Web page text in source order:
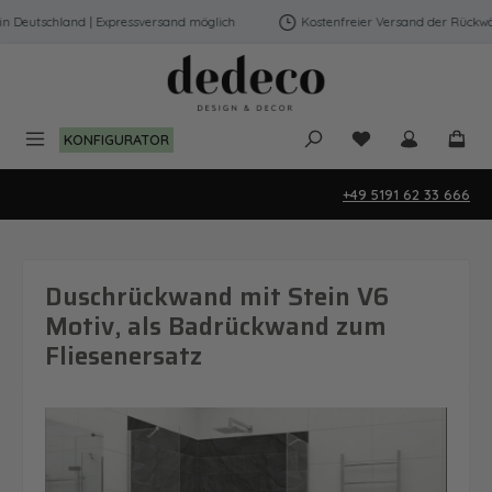
Zum Hauptinhalt springen
| Expressversand möglich Kostenfreier Versand der
KONFIGURATOR Du hast 0
+49 5191 62 33 666
Duschrückwand mit Stein V6
Motiv, als Badrückwand zum
Fliesenersatz
Bildergalerie überspringen